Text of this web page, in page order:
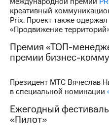
креативный
Prix. Проект также
«Продвижение
Премия «ТОП-
премии бизнес-
Президент МТС Вячеслав
в специальной номинации
Ежегодный
«Пилот»